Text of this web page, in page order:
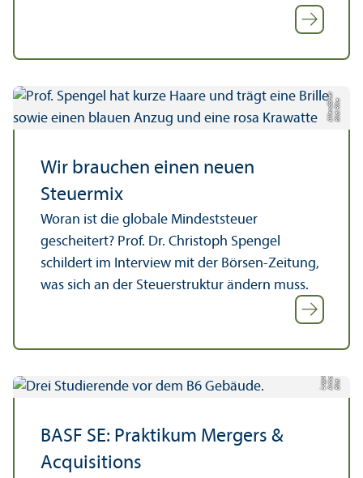
Bil
d:
Ri
k
e
All
e
n
d
ö
rf
e
r
Wir brauchen einen neuen
Steuermix
Woran ist die globale Mindest­steuer
gescheitert? Prof. Dr. Christoph Spengel
schildert im Interview mit der Börsen-Zeitung,
was sich an der Steuerstruktur ändern muss.
Bil
d:
A
n
n
aL
o
g
u
e
BASF SE: Praktikum Mergers &
Acquisitions